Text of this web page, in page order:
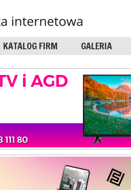
KATALOG FIRM GALERIA